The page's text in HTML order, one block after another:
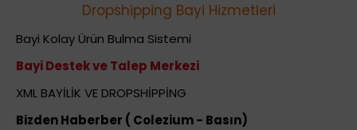
Dropshipping Bayi Hizmetleri
Bayi Kolay Ürün Bulma Sistemi
Bayi Destek ve Talep Merkezi
XML BAYİLİK VE DROPSHİPPİNG
Bizden Haberber ( Colezium - Basın)